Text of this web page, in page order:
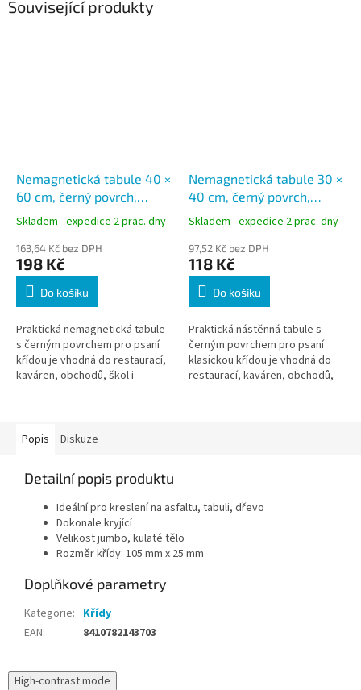
Související produkty
Nemagnetická tabule 40 ×
60 cm, černý povrch,
dřevěný rám
Skladem - expedice 2 prac. dny
163,64 Kč bez DPH
198 Kč
Do košíku
Praktická nemagnetická tabule
s černým povrchem pro psaní
křídou je vhodná do restaurací,
kaváren, obchodů, škol i
Nemagnetická tabule 30 ×
40 cm, černý povrch,
dřevěný rám
Skladem - expedice 2 prac. dny
97,52 Kč bez DPH
118 Kč
Do košíku
Praktická nástěnná tabule s
černým povrchem pro psaní
klasickou křídou je vhodná do
restaurací, kaváren, obchodů,
Popis
Diskuze
Detailní popis produktu
Ideální pro kreslení na asfaltu, tabuli, dřevo
Dokonale kryjící
Velikost jumbo, kulaté tělo
Rozměr křídy: 105 mm x 25 mm
Doplňkové parametry
Kategorie: Křídy
EAN: 8410782143703
High-contrast mode